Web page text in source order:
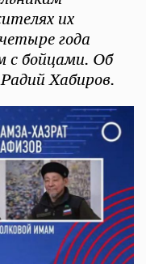
их
года
с бойцами. Об
Хабиров.